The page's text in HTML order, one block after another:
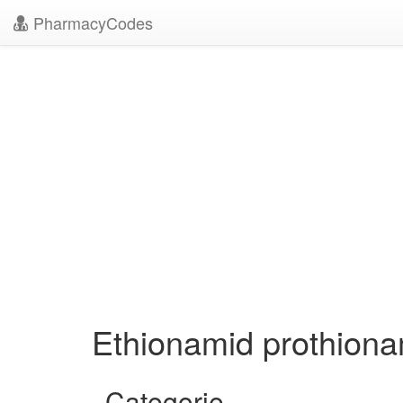
PharmacyCodes
Ethionamid